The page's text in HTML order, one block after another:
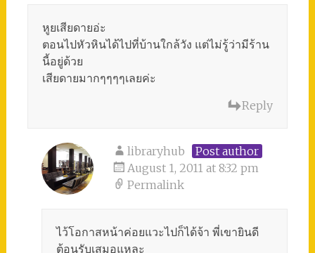
หูยเสียดายอ่ะ
ตอนไปหัวหินได้ไปที่บ้านใกล้วัง แต่ไม่รู้ว่ามีร้าน
นี้อยู่ด้วย
เสียดายมากๆๆๆๆเลยค่ะ
Reply
libraryhub
Post author
August 1, 2011 at 8:32 pm
Permalink
ไว้โอกาสหน้าค่อยแวะไปก็ได้จ้า พี่เขายินดี
ต้อนรับเสมอแหละ